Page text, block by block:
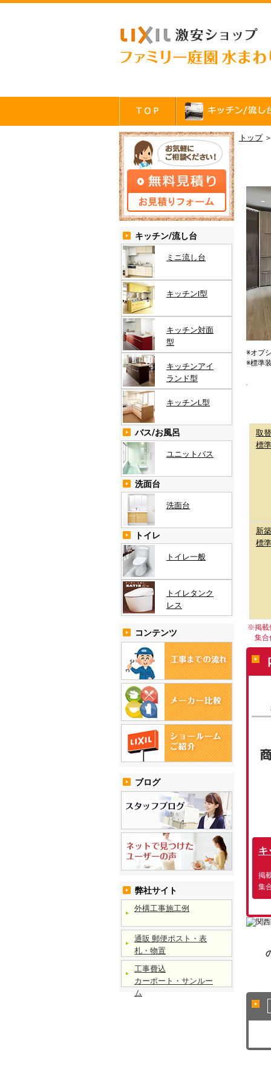
キッチン/流し台
ミニ流し台
キッチンI型
キッチン対面
型
キッチンアイ
ランド型
キッチンL型
バス/お風呂
ユニットバス
洗面台
洗面台
トイレ
トイレ一般
トイレタンク
レス
コンテンツ
ブログ
弊社サイト
外構工事施工例
通販 郵便ポスト・表
札・物置
工事費込
カーポート・サンルー
ム
トップ
※オプ
※標準
取替
標
新
標
※掲載
集合
キ
掲
集